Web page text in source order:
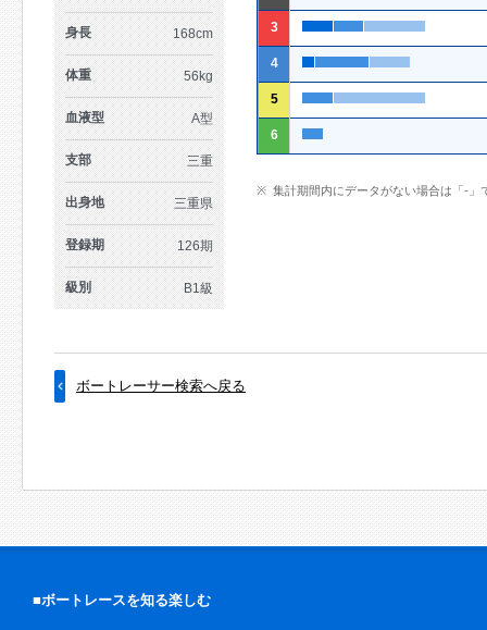
身長 168cm
体重 56kg
血液型 A型
支部 三重
出身地 三重県
登録期 126期
級別 B1級
3
4
5
6
集計期間内にデータがない場合は「-」
ボートレーサー検索へ戻る
■ボートレースを知る楽しむ